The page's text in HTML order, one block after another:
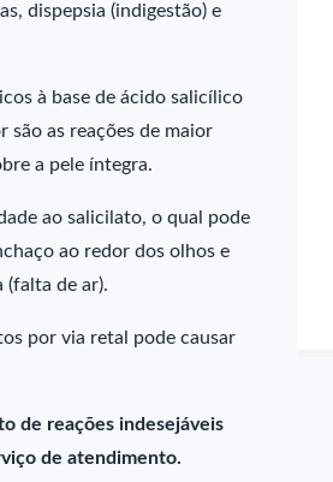
dispepsia (indigestão) e
à base de ácido salicílico
são as reações de maior
a pele íntegra.
ao salicilato, o qual pode
ao redor dos olhos e
(falta de ar).
por via retal pode causar
de reações indesejáveis
de atendimento.